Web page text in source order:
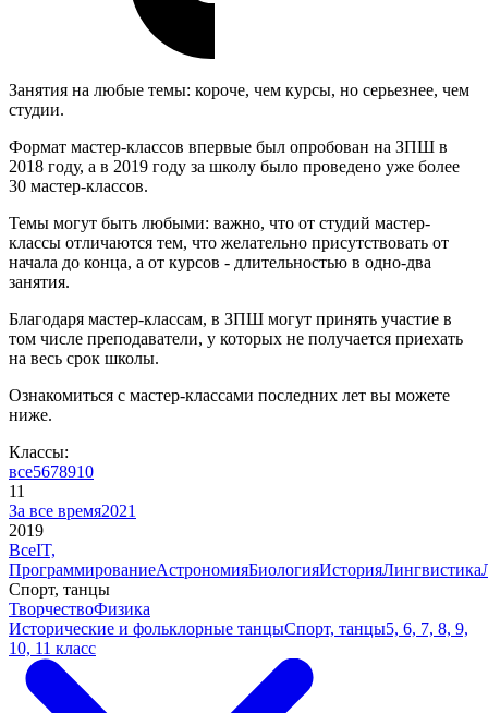
Занятия на любые темы: короче, чем курсы, но серьезнее, чем
студии.
Формат мастер-классов впервые был опробован на ЗПШ в
2018 году, а в 2019 году за школу было проведено уже более
30 мастер-классов.
Темы могут быть любыми: важно, что от студий мастер-
классы отличаются тем, что желательно присутствовать от
начала до конца, а от курсов - длительностью в одно-два
занятия.
Благодаря мастер-классам, в ЗПШ могут принять участие в
том числе преподаватели, у которых не получается приехать
на весь срок школы.
Ознакомиться с мастер-классами последних лет вы можете
ниже.
Классы:
все5678910
11
За все время2021
2019
ВсеIT,
ПрограммированиеАстрономияБиологияИсторияЛингвистика
Спорт, танцы
ТворчествоФизика
Исторические и фольклорные танцыСпорт, танцы5, 6, 7, 8, 9,
10, 11 класс